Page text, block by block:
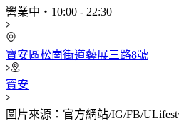
營業中 ・ 10:00 - 22:30
寶安區松崗街道藝展三路8號
寶安
圖片來源：官方網站/IG/FB/